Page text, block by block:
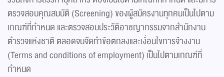
ตรวจสอบคุณสมบัติ (Screening) ของผู้สมัครงานทุกคนเป็นไปตาม
เกณฑ์ที่กำหนด และตรวจสอบประวัติอาชญากรรมจากสำนักงาน
ตำรวจแห่งชาติ ตลอดจนจัดทำข้อตกลงและเงื่อนไขการจ้างงาน
(Terms and conditions of employment) เป็นไปตามเกณฑ์ที่
กำหนด